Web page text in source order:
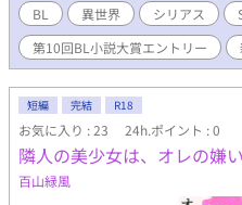
るような無機質な室内──香澄
のだ。 戸惑う香澄の前に現れた
うな髪を持つ美しい男。 レナー
とが終わり、打ちひしがれた香
に消えた白石律。 優しい幼な
香澄に冷たくなっていた。 律は
差し出せ」と忠告する。 いった
澄。 この国──この世界ではあ
「誰かを愛すると発症してしま
すため、莫大な資金がつぎ込ま
BL 異世界 シリアス
第10回BL小説大賞エントリー
短編 完結 R18
お気に入り : 23 24h.ポイント : 0
隣人の美少女は、オレの嫌
百山緑風